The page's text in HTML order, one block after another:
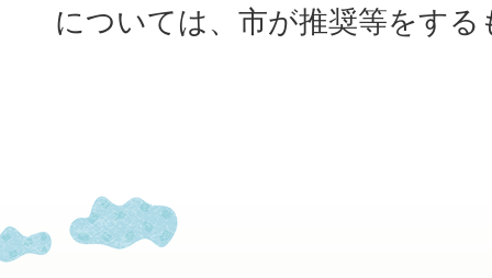
については、市が推奨等をす